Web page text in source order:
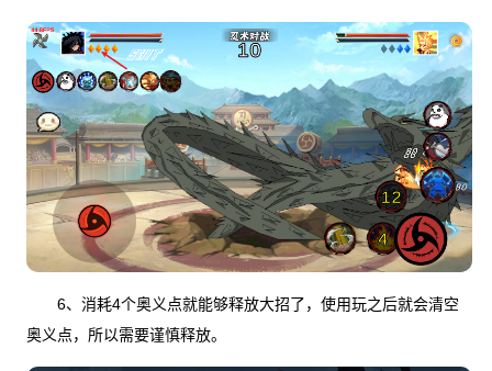
6、消耗4个奥义点就能够释放大招了，使用玩之后就会清空
奥义点，所以需要谨慎释放。